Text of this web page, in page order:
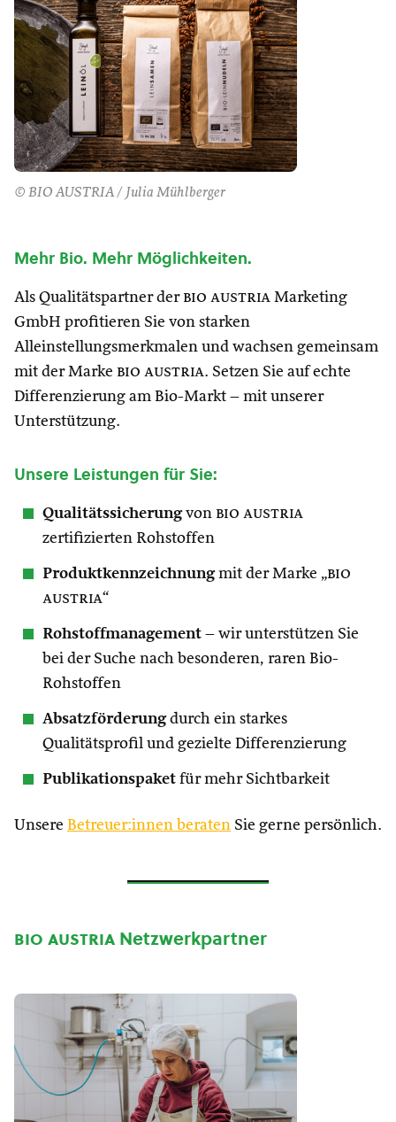
© BIO AUSTRIA / Julia Mühlberger
Mehr Bio. Mehr Möglichkeiten.
Als Qualitätspartner der bio austria Marketing
GmbH profitieren Sie von starken
Alleinstellungsmerkmalen und wachsen gemeinsam
mit der Marke bio austria. Setzen Sie auf echte
Differenzierung am Bio-Markt – mit unserer
Unterstützung.
Unsere Leistungen für Sie:
Qualitätssicherungvon bio austria
zertifizierten Rohstoffen
Produktkennzeichnungmit der Marke „bio
austria“
Rohstoffmanagement – wir unterstützen Sie
bei der Suche nach besonderen, raren Bio-
Rohstoffen
Absatzförderungdurch ein starkes
Qualitätsprofil und gezielte Differenzierung
Publikationspaket für mehr Sichtbarkeit
Unsere Betreuer:innen beraten Sie gerne persönlich.
bio austria Netzwerkpartner